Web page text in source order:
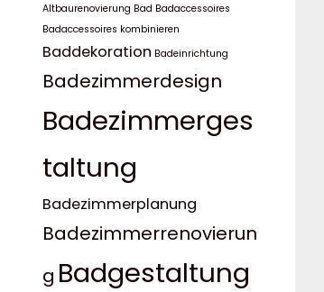
Altbaurenovierung Bad Badaccessoires
Badaccessoires kombinieren
Baddekoration Badeinrichtung
Badezimmerdesign
Badezimmerges
taltung
Badezimmerplanung
Badezimmerrenovierun
g Badgestaltung